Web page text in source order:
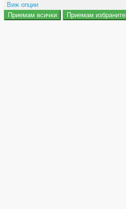
Виж опции
Препочитания за реклами
Приемам всички Приемам избраните